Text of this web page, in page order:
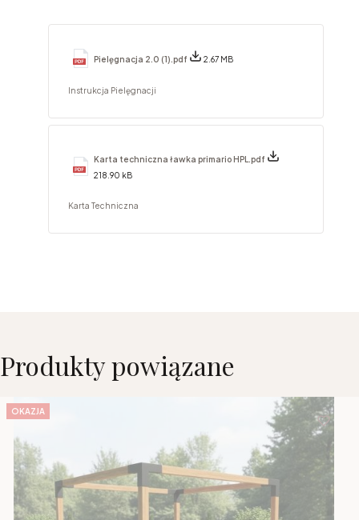
Pielęgnacja 2.0 (1).pdf 2.67 MB
Instrukcja Pielęgnacji
Karta techniczna ławka primario HPL.pdf
218.90 kB
Karta Techniczna
Produkty powiązane
OKAZJA